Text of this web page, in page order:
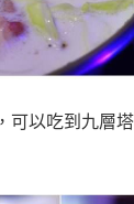
可以吃到九層